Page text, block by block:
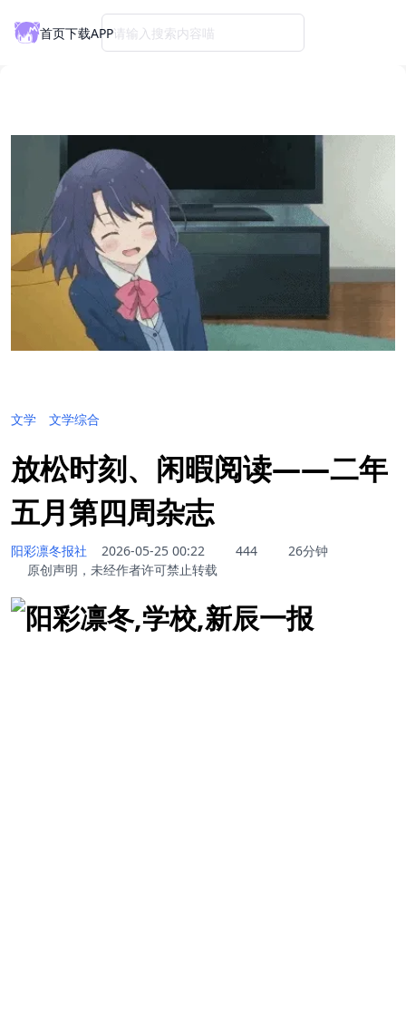
首页下载APP请输入搜索内容喵
文学 文学综合
放松时刻、闲暇阅读——二年
五月第四周杂志
阳彩凛冬报社 2026-05-25 00:22 444
26分钟
原创声明，未经作者许可禁止转载